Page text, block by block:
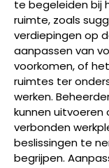
te begeleiden bij
ruimte, zoals
verdiepingen op
aanpassen van
voorkomen, of
ruimtes ter
werken.
kunnen
verbonden
beslissingen te
begrijpen.